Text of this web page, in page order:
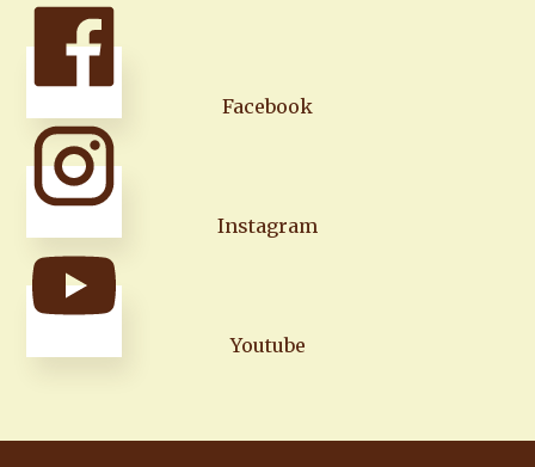
Facebook
Instagram
Youtube